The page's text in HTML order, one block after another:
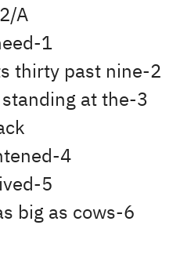
A
1-will need
2-It’s Nine thirty / Its thirty past nine
standing at the
4-be frightened
5-has lived
6-Goats are not as big as cows